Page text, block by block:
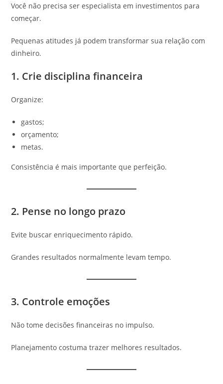
Você não precisa ser especialista em investimentos para
começar.
Pequenas atitudes já podem transformar sua relação com
dinheiro.
1. Crie disciplina financeira
Organize:
gastos;
orçamento;
metas.
Consistência é mais importante que perfeição.
2. Pense no longo prazo
Evite buscar enriquecimento rápido.
Grandes resultados normalmente levam tempo.
3. Controle emoções
Não tome decisões financeiras no impulso.
Planejamento costuma trazer melhores resultados.